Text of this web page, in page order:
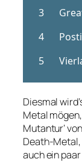
Diesmal
Metal
Mutantur‘
Death-Metal,
auch ein